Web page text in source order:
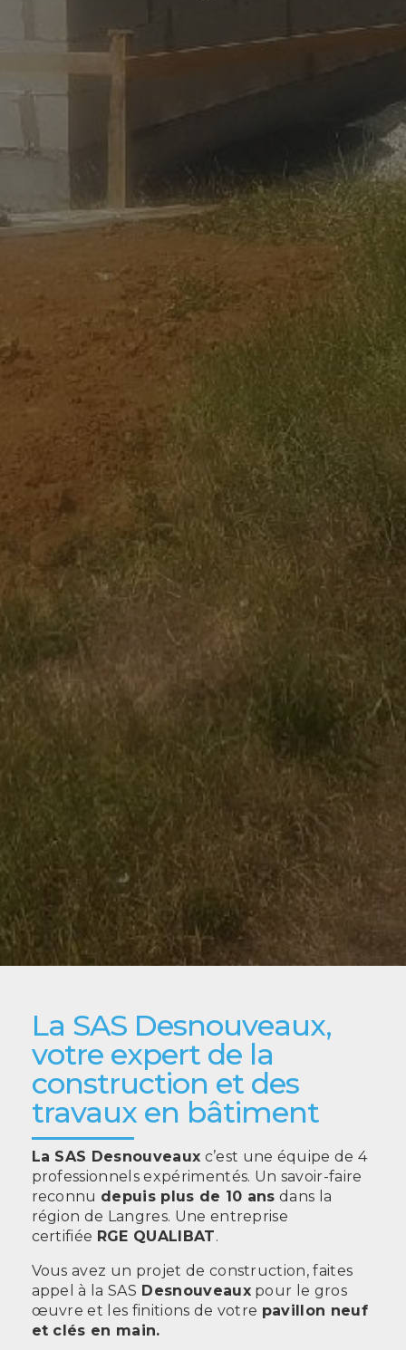
La SAS Desnouveaux,
votre expert de la
construction et des
travaux en bâtiment
La SAS Desnouveaux c’est une équipe de 4
professionnels expérimentés. Un savoir-faire
reconnu depuis plus de 10 ans dans la
région de Langres. Une entreprise
certifiée RGE QUALIBAT.
Vous avez un projet de construction, faites
appel à la SAS Desnouveauxpour le gros
œuvre et les finitions de votre pavillon neuf
et clés en main.